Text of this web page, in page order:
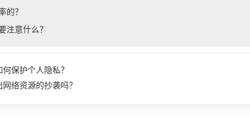
的？
注意什么？
保护个人隐私？
络资源的抄袭吗？